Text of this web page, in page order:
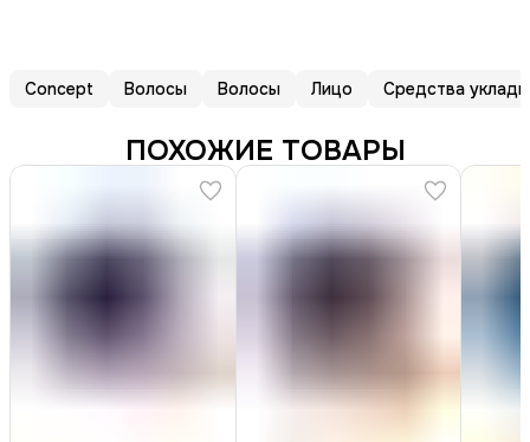
Concept Волосы Волосы Лицо Средства
ПОХОЖИЕ ТОВАРЫ